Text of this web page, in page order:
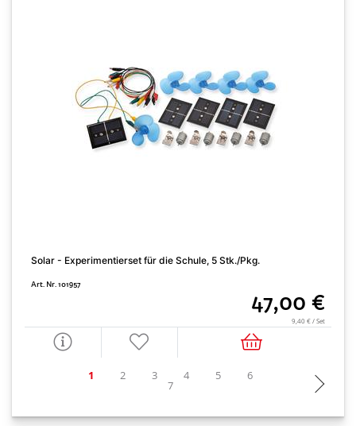
Solar - Experimentierset für die Schule, 5 Stk./Pkg.
Art. Nr. 101957
47,00 €
9,40 € / Set